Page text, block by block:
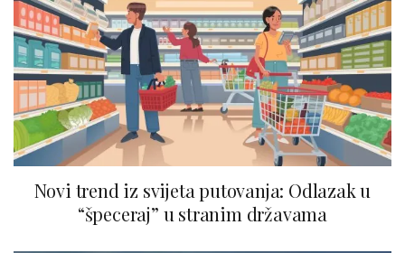
Novi trend iz svijeta putovanja: Odlazak u
“špeceraj” u stranim državama